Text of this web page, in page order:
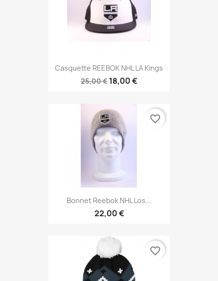
Casquette REEBOK NHL LA Kings
25,00 € 18,00 €
Bonnet Reebok NHL Los...
22,00 €
favorite_border
favorite_border